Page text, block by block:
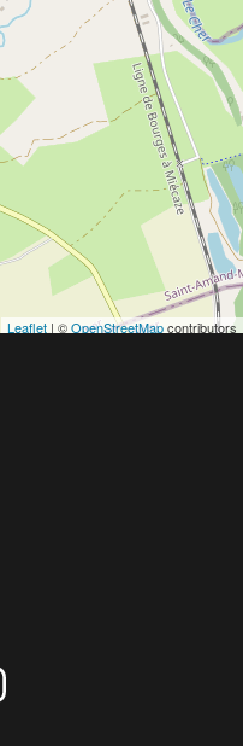
Leaflet | ©OpenStreetMapcontributors